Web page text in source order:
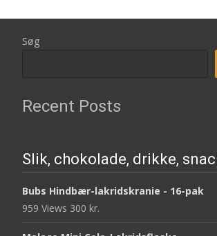
Søg
Recent Posts
Slik, chokolade, drikke,
Bubs Hindbær-lakridskranie - 16-pak
959 Views 300 kr.